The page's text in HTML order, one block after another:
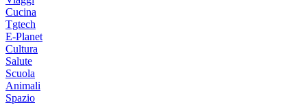
Cucina
Tgtech
E-Planet
Cultura
Salute
Scuola
Animali
Spazio